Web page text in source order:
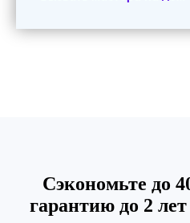
Сэкономьте до
гарантию до 2